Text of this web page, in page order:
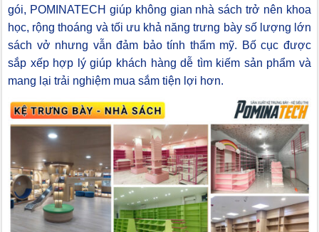
gói, POMINATECH giúp không gian nhà sách trở nên khoa
học, rộng thoáng và tối ưu khả năng trưng bày số lượng lớn
sách vở nhưng vẫn đảm bảo tính thẩm mỹ. Bố cục được
sắp xếp hợp lý giúp khách hàng dễ tìm kiếm sản phẩm và
mang lại trải nghiệm mua sắm tiện lợi hơn.